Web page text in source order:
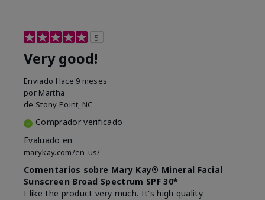
5
Very good!
Enviado Hace 9 meses
por Martha
de Stony Point, NC
Comprador verificado
Evaluado en
marykay.com/en-us/
Comentarios sobre Mary Kay® Mineral Facial
Sunscreen Broad Spectrum SPF 30*
I like the product very much. It's high quality.